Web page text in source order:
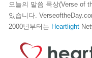
오늘의 말씀 묵상(Verse of
있습니다.
2000년부터는 Heartlight